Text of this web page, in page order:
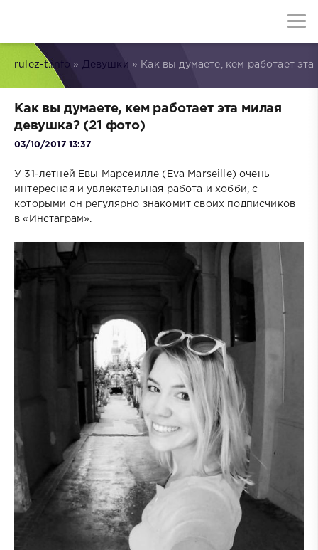
rulez-t.info » Девушки » Как вы думаете, кем работает
Как вы думаете, кем работает эта милая
девушка? (21 фото)
03/10/2017 13:37
У 31-летней Евы Марсеилле (Eva Marseille) очень
интересная и увлекательная работа и хобби, с
которыми он регулярно знакомит своих подписчиков
в «Инстаграм».